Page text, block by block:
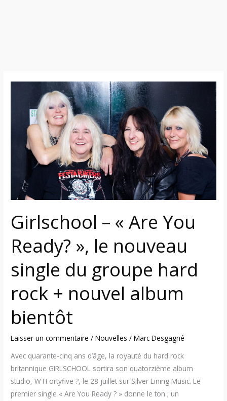
Girlschool – « Are You
Ready? », le nouveau
single du groupe hard
rock + nouvel album
bientôt
Laisser un commentaire /Nouvelles /Marc Desgagné
Avec quarante-cinq ans d’âge, la royauté du hard rock
britannique GIRLSCHOOL sortira son quatorzième album
studio, WTFortyfive ?, le 28 juillet sur Silver Lining Music. Le
premier single « Are You Ready ? » donne le ton ; un
Ready? »,
nouveau
groupe
hard
rock
+
nouvel
album
bientôt